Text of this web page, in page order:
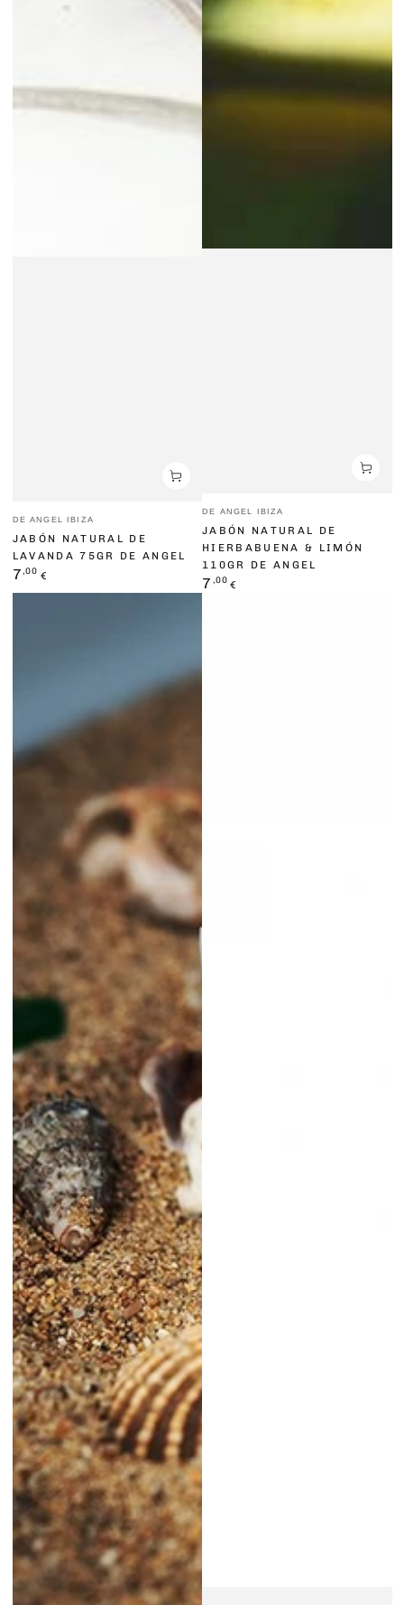
Vendedor:
DE ANGEL IBIZA
JABÓN NATURAL DE
LAVANDA 75GR DE ANGEL
Precio
7 ,00 €
Vendedor:
DE ANGEL IBIZA
JABÓN NATURAL DE
HIERBABUENA & LIMÓN
110GR DE ANGEL
Precio
7 ,00 €